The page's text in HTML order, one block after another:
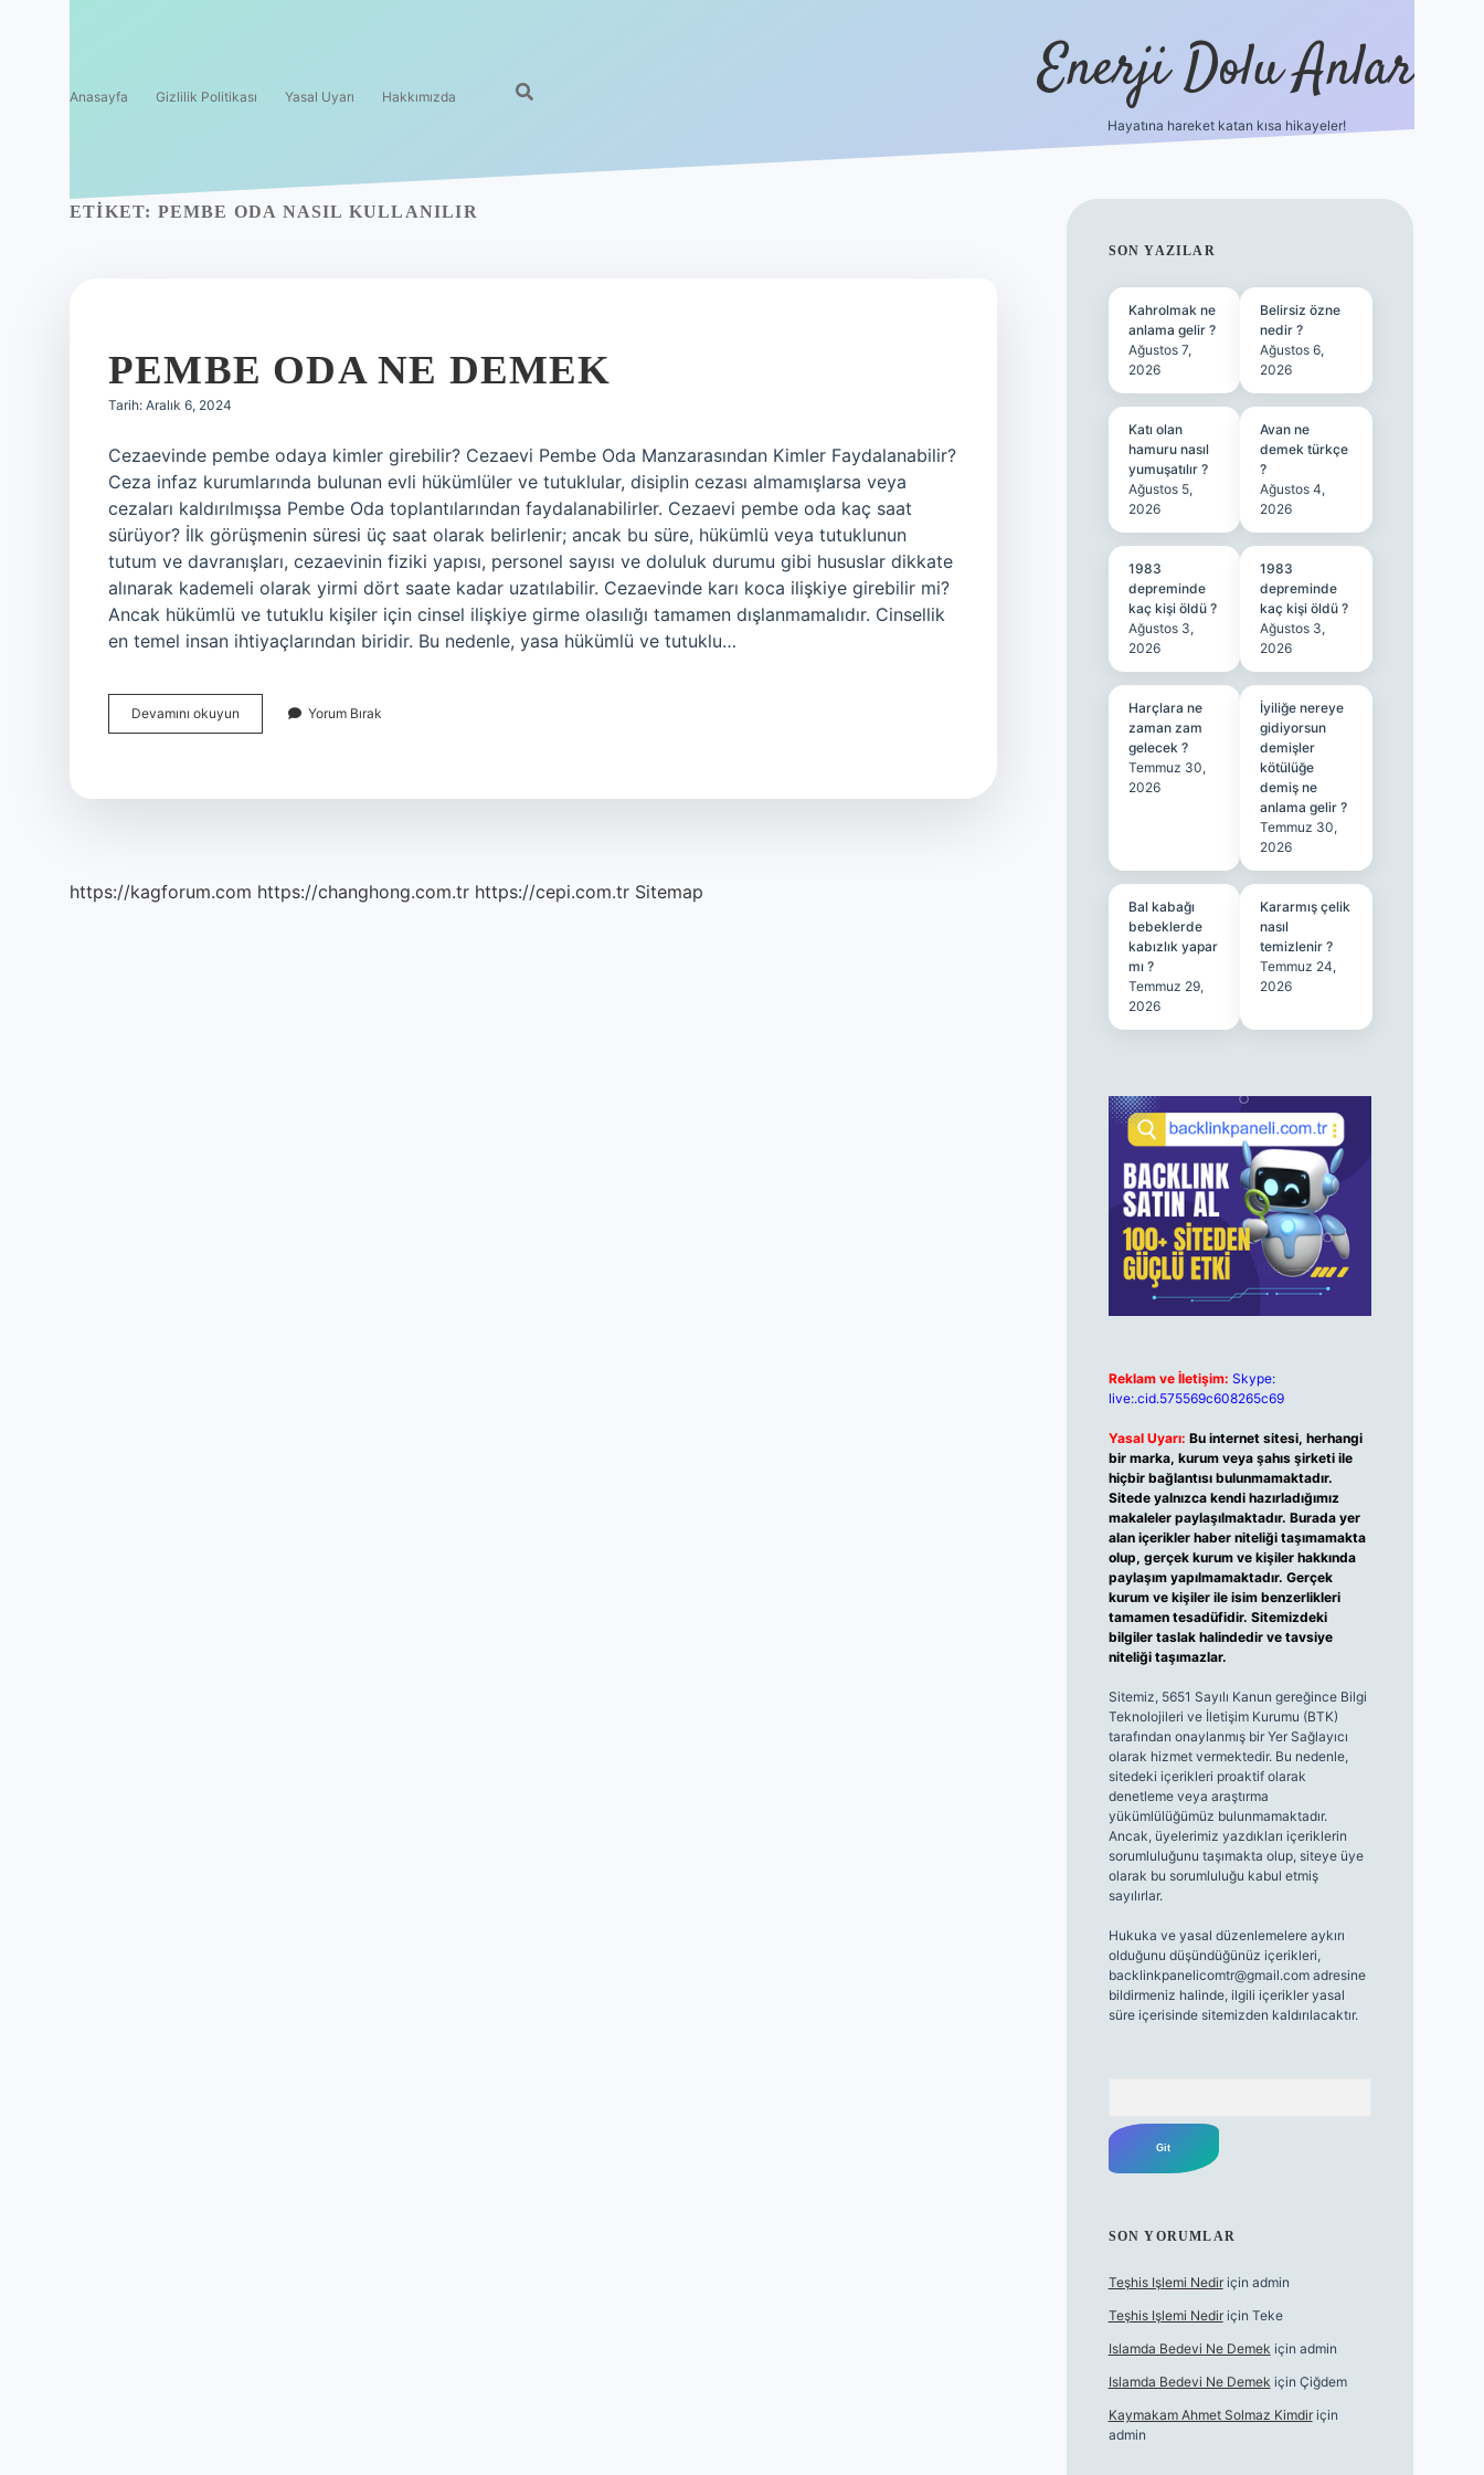
Anasayfa Gizlilik Politikası Yasal Uyarı Hakkımızda Enerji Dolu Anlar
Hayatına hareket katan kısa hikayeler!
ETIKET: PEMBE ODA NASIL KULLANILIR
PEMBE ODA NE DEMEK
Tarih: Aralık 6, 2024
Cezaevinde pembe odaya kimler girebilir? Cezaevi Pembe Oda Manzarasından Kimler Faydalanabilir?
Ceza infaz kurumlarında bulunan evli hükümlüler ve tutuklular, disiplin cezası almamışlarsa veya
cezaları kaldırılmışsa Pembe Oda toplantılarından faydalanabilirler. Cezaevi pembe oda kaç saat
sürüyor? İlk görüşmenin süresi üç saat olarak belirlenir; ancak bu süre, hükümlü veya tutuklunun
tutum ve davranışları, cezaevinin fiziki yapısı, personel sayısı ve doluluk durumu gibi hususlar dikkate
alınarak kademeli olarak yirmi dört saate kadar uzatılabilir. Cezaevinde karı koca ilişkiye girebilir mi?
Ancak hükümlü ve tutuklu kişiler için cinsel ilişkiye girme olasılığı tamamen dışlanmamalıdır. Cinsellik
en temel insan ihtiyaçlarından biridir. Bu nedenle, yasa hükümlü ve tutuklu…
Devamını okuyun
Oda
Yorum Bırak
https://kagforum.com https://changhong.com.tr https://cepi.com.tr Sitemap
SIDEBAR
SON YAZILAR
Kahrolmak ne
anlama gelir ?
Ağustos 7,
2026
Belirsiz özne
nedir ?
Ağustos 6,
2026
Katı olan
hamuru nasıl
yumuşatılır ?
Ağustos 5,
2026
Avan ne
demek türkçe
?
Ağustos 4,
2026
1983
depreminde
kaç kişi öldü ?
Ağustos 3,
2026
1983
depreminde
kaç kişi öldü ?
Ağustos 3,
2026
Harçlara ne
zaman zam
gelecek ?
Temmuz 30,
2026
İyiliğe nereye
gidiyorsun
demişler
kötülüğe
demiş ne
anlama gelir ?
Temmuz 30,
2026
Bal kabağı
bebeklerde
kabızlık yapar
mı ?
Temmuz 29,
2026
Kararmış çelik
nasıl
temizlenir ?
Temmuz 24,
2026
Reklam ve İletişim: Skype:
live:.cid.575569c608265c69
Yasal Uyarı: Bu internet sitesi, herhangi
bir marka, kurum veya şahıs şirketi ile
hiçbir bağlantısı bulunmamaktadır.
Sitede yalnızca kendi hazırladığımız
makaleler paylaşılmaktadır. Burada yer
alan içerikler haber niteliği taşımamakta
olup, gerçek kurum ve kişiler hakkında
paylaşım yapılmamaktadır. Gerçek
kurum ve kişiler ile isim benzerlikleri
tamamen tesadüfidir. Sitemizdeki
bilgiler taslak halindedir ve tavsiye
niteliği taşımazlar.
Sitemiz, 5651 Sayılı Kanun gereğince Bilgi
Teknolojileri ve İletişim Kurumu (BTK)
tarafından onaylanmış bir Yer Sağlayıcı
olarak hizmet vermektedir. Bu nedenle,
sitedeki içerikleri proaktif olarak
denetleme veya araştırma
yükümlülüğümüz bulunmamaktadır.
Ancak, üyelerimiz yazdıkları içeriklerin
sorumluluğunu taşımakta olup, siteye üye
olarak bu sorumluluğu kabul etmiş
sayılırlar.
Hukuka ve yasal düzenlemelere aykırı
olduğunu düşündüğünüz içerikleri,
backlinkpanelicomtr@gmail.comadresine
bildirmeniz halinde, ilgili içerikler yasal
süre içerisinde sitemizden kaldırılacaktır.
SON YORUMLAR
Teşhis Işlemi Nediriçin admin
Teşhis Işlemi Nediriçin Teke
Islamda Bedevi Ne Demek için admin
Islamda Bedevi Ne Demek için Çiğdem
Kaymakam Ahmet Solmaz Kimdiriçin
admin
betexper güncel